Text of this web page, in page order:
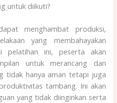
untuk diikuti?
menghambat produksi,
yang membahayakan
pelatihan ini, peserta akan
untuk merancang dan
tidak hanya aman tetapi juga
tambang. Ini akan
yang tidak diinginkan serta